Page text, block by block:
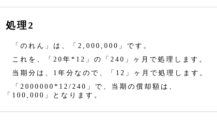
処理2
「のれん」は、「2,000,000」です。
これを、「20年*12」の「240」ヶ月で処理します。
当期分は、1年分なので、「12」ヶ月で処理します。
「2000000*12/240」で、当期の償却額は、
「100,000」となります。